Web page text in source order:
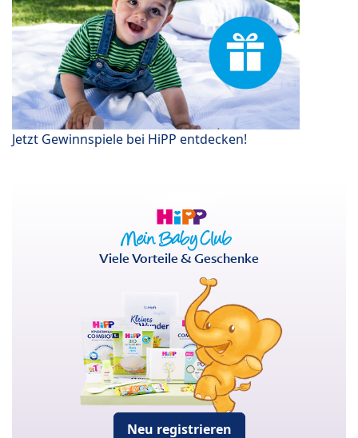
Jetzt Gewinnspiele bei HiPP entdecken!
Viele Vorteile & Geschenke
Neu registrieren